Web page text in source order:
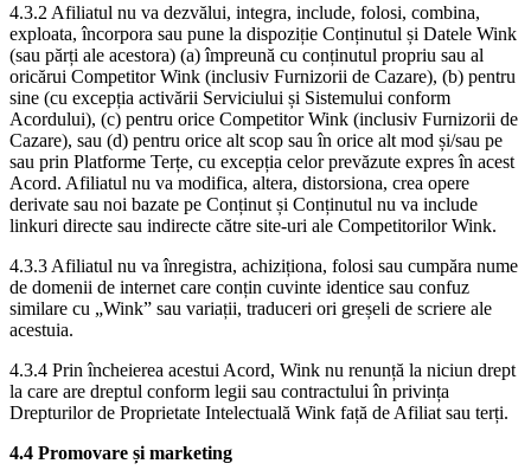
4.3.2 Afiliatul nu va dezvălui, integra, include, folosi, combina,
exploata, încorpora sau pune la dispoziție Conținutul și Datele Wink
(sau părți ale acestora) (a) împreună cu conținutul propriu sau al
oricărui Competitor Wink (inclusiv Furnizorii de Cazare), (b) pentru
sine (cu excepția activării Serviciului și Sistemului conform
Acordului), (c) pentru orice Competitor Wink (inclusiv Furnizorii de
Cazare), sau (d) pentru orice alt scop sau în orice alt mod și/sau pe
sau prin Platforme Terțe, cu excepția celor prevăzute expres în acest
Acord. Afiliatul nu va modifica, altera, distorsiona, crea opere
derivate sau noi bazate pe Conținut și Conținutul nu va include
linkuri directe sau indirecte către site-uri ale Competitorilor Wink.
4.3.3 Afiliatul nu va înregistra, achiziționa, folosi sau cumpăra nume
de domenii de internet care conțin cuvinte identice sau confuz
similare cu „Wink” sau variații, traduceri ori greșeli de scriere ale
acestuia.
4.3.4 Prin încheierea acestui Acord, Wink nu renunță la niciun drept
la care are dreptul conform legii sau contractului în privința
Drepturilor de Proprietate Intelectuală Wink față de Afiliat sau terți.
4.4 Promovare și marketing